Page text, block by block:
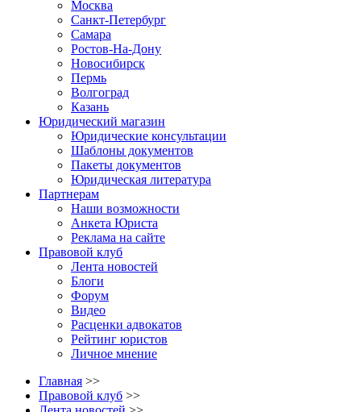
Москва
Санкт-Петербург
Самара
Ростов-На-Дону
Новосибирск
Пермь
Волгоград
Казань
Юридический магазин
Юридические консультации
Шаблоны документов
Пакеты документов
Юридическая литература
Партнерам
Наши возможности
Анкета Юриста
Реклама на сайте
Правовой клуб
Лента новостей
Блоги
Форум
Видео
Расценки адвокатов
Рейтинг юристов
Личное мнение
Главная >>
Правовой клуб >>